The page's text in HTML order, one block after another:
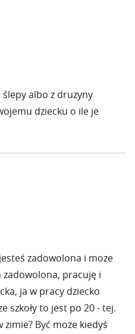
albo z druzyny
dziecku o ile je
zadowolona i moze
zadowolona, pracuję i
ja w pracy dziecko
szkoły to jest po 20 - tej.
zimie? Być może kiedyś